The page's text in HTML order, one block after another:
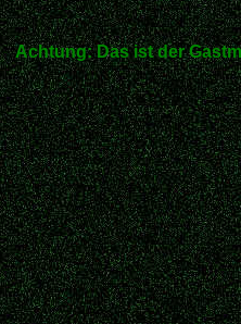
Achtung: Das ist der